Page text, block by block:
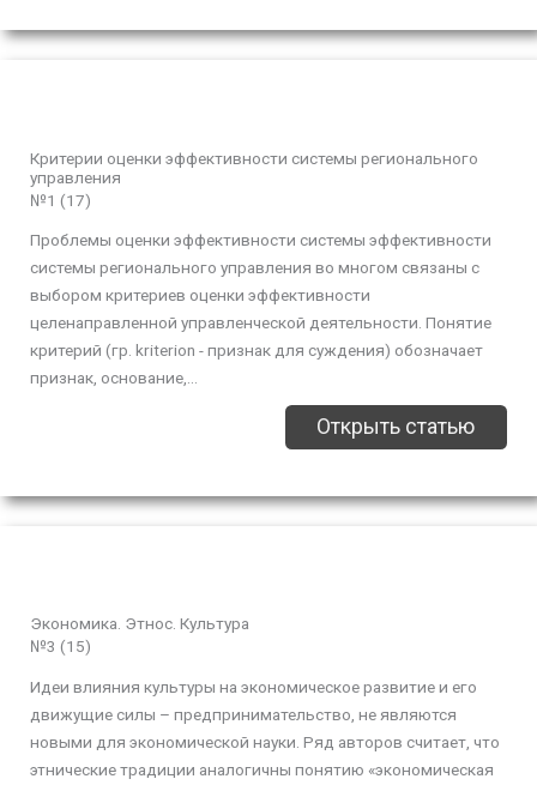
Критерии оценки эффективности системы регионального
управления
№1 (17)
Проблемы оценки эффективности системы эффективности
системы регионального управления во многом связаны с
выбором критериев оценки эффективности
целенаправленной управленческой деятельности. Понятие
критерий (гр. kriterion - признак для суждения) обозначает
признак, основание,...
Открыть статью
Экономика. Этнос. Культура
№3 (15)
Идеи влияния культуры на экономическое развитие и его
движущие силы – предпринимательство, не являются
новыми для экономической науки. Ряд авторов считает, что
этнические традиции аналогичны понятию «экономическая